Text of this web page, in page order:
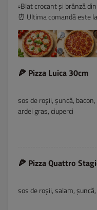
▫️Blat crocant și brânză
⏰ Ultima comandă este
🍕 Pizza Luica 30cm
sos de roșii, șuncă,
ardei gras, ciuperci
🍕 Pizza Quattro
sos de roșii, salam,